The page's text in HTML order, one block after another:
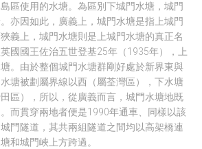
區使用的水塘。為區別下城門水塘，城門
亦因如此，廣義上，城門水塘是指上城門
義上，城門水塘則是上城門水塘的真正名
國國王佐治五世登基25年（1935年），上
。由於整個城門水塘群剛好處於新界東與
塘被劃屬界線以西（屬荃灣區），下水塘
區），所以，從廣義而言，城門水塘地既
而貫穿兩地者便是1990年通車、同樣以該
門隧道，其共兩組隧道之間均以高架橋連
和城門峽上方跨過。